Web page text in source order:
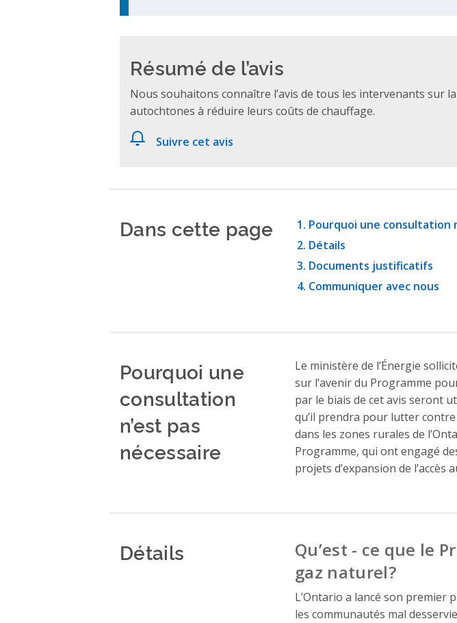
Résumé de l’avis
Nous souhaitons connaître l’avis de tous les intervenants sur
autochtones à réduire leurs coûts de chauffage.
Suivre cet avis
Dans cette page
Pourquoi une consultation
Détails
Documents justificatifs
Communiquer avec nous
Pourquoi une
consultation
n’est pas
nécessaire
Le ministère de l’Énergie
sur l’avenir du Programme
par le biais de cet avis seront
qu’il prendra pour lutter
dans les zones rurales de
Programme, qui ont engagé
projets d’expansion de l’accès
Détails
Qu’est - ce que le
gaz naturel?
L’Ontario a lancé son premier
les communautés mal